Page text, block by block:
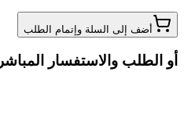
أضف إلى السلة وإتمام الطلب
أو الطلب والاستفسار المباشر